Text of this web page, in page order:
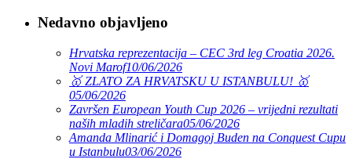
Nedavno objavljeno
Hrvatska reprezentacija – CEC 3rd leg Croatia 2026.
Novi Marof10/06/2026
🥇 ZLATO ZA HRVATSKU U ISTANBULU! 🥇
05/06/2026
Završen European Youth Cup 2026 – vrijedni rezultati
naših mladih streličara05/06/2026
Amanda Mlinarić i Domagoj Buden na Conquest Cupu
u Istanbulu03/06/2026